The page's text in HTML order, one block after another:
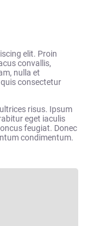
elit. Proin
convallis,
nulla et
consectetur
risus. Ipsum
eget iaculis
feugiat. Donec
condimentum.